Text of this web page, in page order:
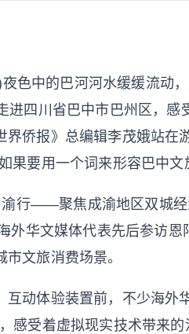
中的巴河河水缓缓流动，
进四川省巴中市巴州区，感
界侨报》总编辑李茂娥站在
果要用一个词来形容巴中文
行——聚焦成渝地区双城经
外华文媒体代表先后参访
文旅消费场景。
动体验装置前，不少海外
感受着虚拟现实技术带来